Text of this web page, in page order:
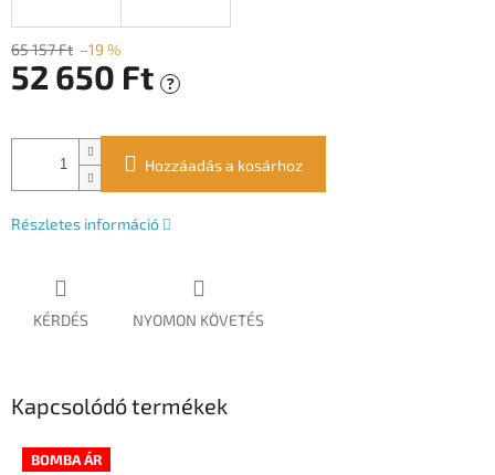
65 157 Ft –19 %
52 650 Ft ?
Hozzáadás a kosárhoz
Részletes információ
KÉRDÉS NYOMON KÖVETÉS
Kapcsolódó termékek
BOMBA ÁR